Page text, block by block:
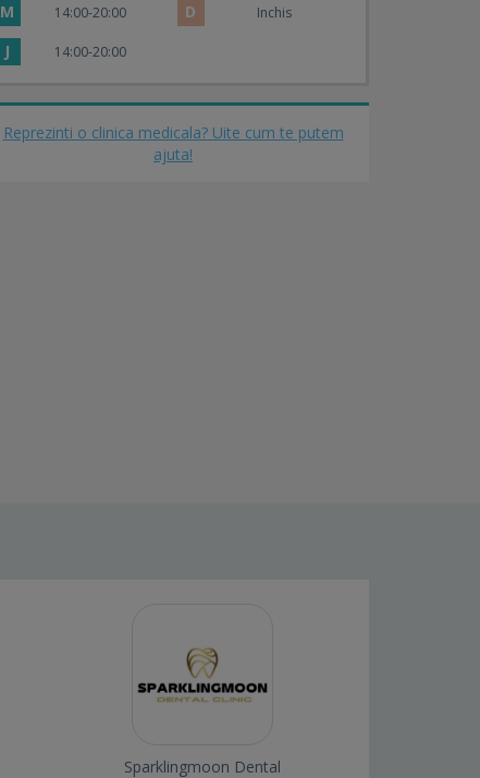
M 14:00-20:00 D Inchis
J 14:00-20:00
Reprezinti o clinica medicala? Uite cum te putem
ajuta!
Sparklingmoon Dental